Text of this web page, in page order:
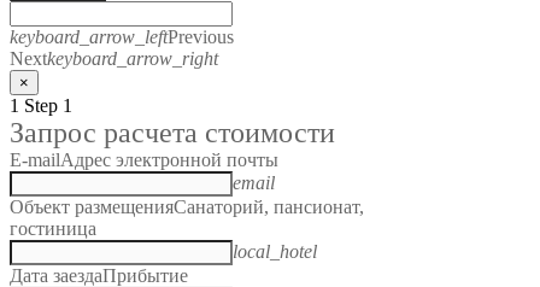
keyboard_arrow_leftPrevious
Nextkeyboard_arrow_right
×
1 Step 1
Запрос расчета стоимости
E-mailАдрес электронной почты
email
Объект размещенияСанаторий, пансионат,
гостиница
local_hotel
Дата заездаПрибытие